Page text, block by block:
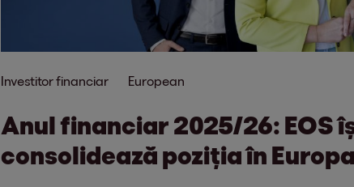
Investitor financiar European
Anul financiar 2025/26: EOS
consolidează poziția în Europa